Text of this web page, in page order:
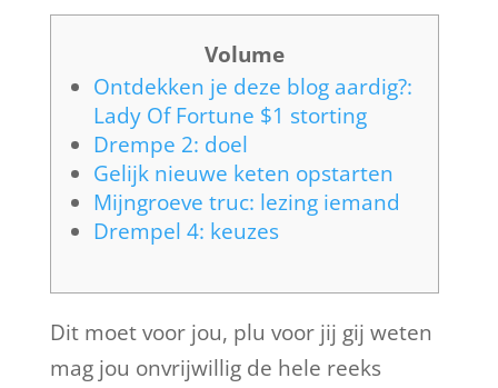
Volume
Ontdekken je deze blog aardig?:
Lady Of Fortune $1 storting
Drempe 2: doel
Gelijk nieuwe keten opstarten
Mijngroeve truc: lezing iemand
Drempel 4: keuzes
Dit moet voor jou, plu voor jij gij weten
mag jou onvrijwillig de hele reeks